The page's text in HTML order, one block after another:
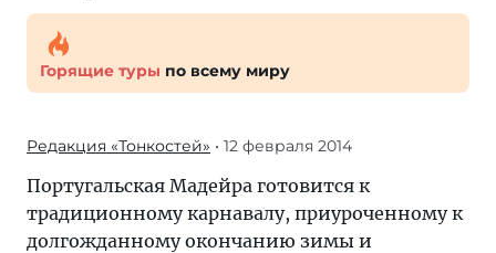
Горящие туры по всему миру
Редакция «Тонкостей» • 12 февраля 2014
Португальская Мадейра готовится к
традиционному карнавалу, приуроченному к
долгожданному окончанию зимы и